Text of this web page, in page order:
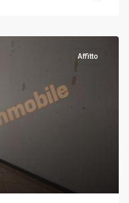
Affitto